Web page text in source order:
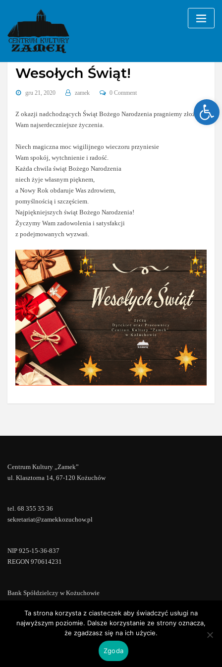
content
Bez kategorii
Wesołych Świąt!
gru 21, 2020 zamek 0 Comment
Z okazji nadchodzących Świąt Bożego Narodzenia pragniemy złożyć
Wam najserdeczniejsze życzenia.
Niech magiczna moc wigilijnego wieczoru przyniesie
Wam spokój, wytchnienie i radość.
Każda chwila świąt Bożego Narodzenia
niech żyje własnym pięknem,
a Nowy Rok obdaruje Was zdrowiem,
pomyślnością i szczęściem.
Najpiękniejszych świąt Bożego Narodzenia!
Życzymy Wam zadowolenia i satysfakcji
z podejmowanych wyzwań.
Centrum Kultury „Zamek”
ul. Klasztorna 14, 67-120 Kożuchów
tel. 68 355 35 36
sekretariat@zamekkozuchow.pl
NIP 925-15-36-837
REGON 970614231
Bank Spółdzielczy w Kożuchowie
WordPress |ConsultStreet theme by
Ta strona korzysta z ciasteczek aby świadczyć usługi na
najwyższym poziomie. Dalsze korzystanie ze strony oznacza,
że zgadzasz się na ich użycie.
Zgoda